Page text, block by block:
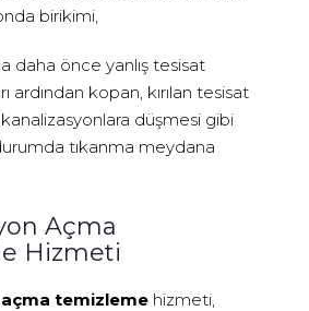
birikimi,
daha önce yanlış tesisat
ardından kopan, kırılan tesisat
düşmesi gibi
tıkanma meydana
Açma
Hizmeti
temizleme hizmeti,